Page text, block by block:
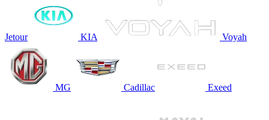
Jetour KIA Voyah
MG Cadillac Exeed